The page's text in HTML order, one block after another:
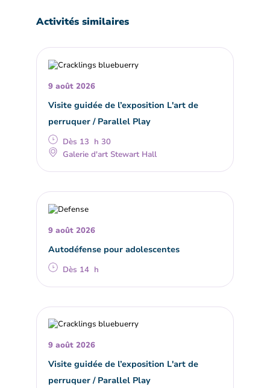
Activités similaires
9 août 2026
Visite guidée de l’exposition L'art de
perruquer / Parallel Play
Dès 13 h 30
Galerie d'art Stewart Hall
9 août 2026
Autodéfense pour adolescentes
Dès 14 h
9 août 2026
Visite guidée de l’exposition L'art de
perruquer / Parallel Play